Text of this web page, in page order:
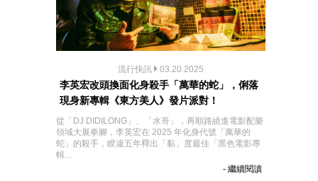
流行快訊 03.20.2025
李英宏改頭換面化身殺手「萬華的蛇」，俐落
現身新專輯《東方美人》發片派對！
從「DJ DIDILONG」、「水哥」，再順路繞進電影配樂
領域大展拳腳，李英宏在 2025 年化身代號「萬華的
蛇」的殺手，睽違五年釋出「黏」度最佳「黑色電影專
輯...
- 繼續閱讀